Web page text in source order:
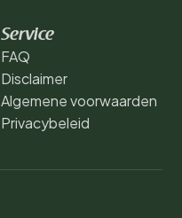
Service
FAQ
Disclaimer
Algemene voorwaarden
Privacybeleid